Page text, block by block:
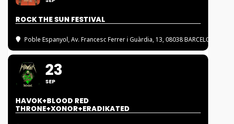
ROCK THE SUN FESTIVAL
Poble Espanyol, Av. Francesc Ferrer i Guàrdia, 13, 08038 BARCELONA
23
SEP
HAVOK+BLOOD RED
THRONE+XONOR+ERADIKATED